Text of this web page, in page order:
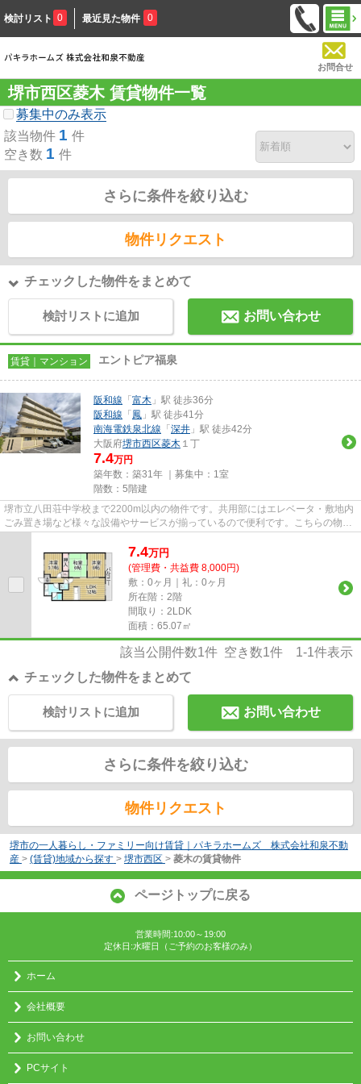
検討リスト 0 最近見た物件 0
お問合せ
堺市西区菱木 賃貸物件一覧
募集中のみ表示
該当物件 1 件
空き数 1 件
さらに条件を絞り込む
物件リクエスト
チェックした物件をまとめて
検討リストに追加 お問い合わせ
賃貸｜マンション エントピア福泉
阪和線 「 富木 」駅 徒歩36分
阪和線 「 鳳 」駅 徒歩41分
南海電鉄泉北線 「 深井 」駅 徒歩42分
大阪府堺市西区菱木 １丁
7.4万円
築年数：築31年 ｜募集中： 1室
階数：5階建
堺市立八田荘中学校まで2200m以内の物件です。共用部にはエレベータ・敷地内
ごみ置き場など様々な設備やサービスが揃っているので便利です。こちらの物件
7.4万円
(管理費・共益費 8,000円)
敷：0ヶ月｜礼：0ヶ月
所在階：2階
間取り：2LDK
面積：65.07㎡
該当公開件数1件 空き数1件 1-1件表示
チェックした物件をまとめて
お問い合わせ
検討リストに追加
さらに条件を絞り込む
物件リクエスト
堺市の一人暮らし・ファミリー向け賃貸｜パキラホームズ 株式会社和泉不動
産 > (賃貸)地域から探す > 堺市西区 > 菱木の賃貸物件
ページトップに戻る
営業時間:10:00～19:00
定休日:水曜日（ご予約のお客様のみ）
ホーム
会社概要
お問い合わせ
PCサイト